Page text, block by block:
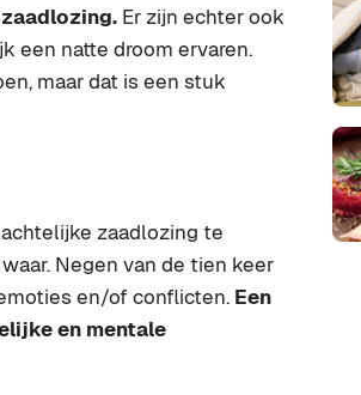
Er zijn echter ook
een natte droom ervaren.
maar dat is een stuk
zaadlozing te
Negen van de tien keer
en/of conflicten. Een
en mentale